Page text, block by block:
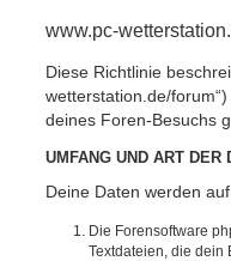
www.pc-
Diese Richtlinie
wetterstation.de/
deines Foren-Besuchs
UMFANG UND ART DER
Deine Daten werden
Die Forensoftware
Textdateien, die dein